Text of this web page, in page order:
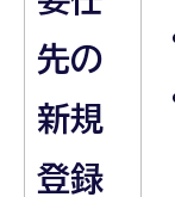
先の
新規
登録